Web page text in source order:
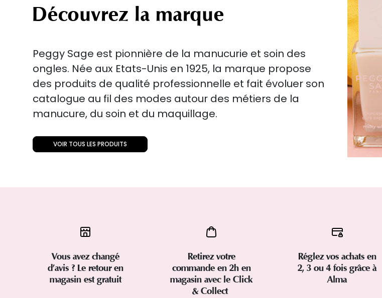
Découvrez la marque
Peggy Sage est pionnière de la manucurie et soin des
ongles. Née aux Etats-Unis en 1925, la marque propose
des produits de qualité professionnelle et fait évoluer son
catalogue au fil des modes autour des métiers de la
manucure, du soin et du maquillage.
VOIR TOUS LES PRODUITS
Vous avez changé
d’avis ? Le retour en
magasin est gratuit
Retirez votre
commande en 2h en
magasin avec le Click
& Collect
Réglez vos achats en
2, 3 ou 4 fois grâce à
Alma